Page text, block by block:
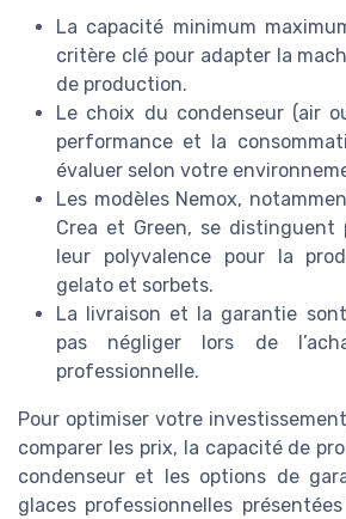
La capacité minimum
critère clé pour adapter la
de production.
Le choix du condenseur (air
performance et la
évaluer selon votre
Les modèles Nemox,
Crea et Green, se
leur polyvalence pour la
gelato et sorbets.
La livraison et la garantie
pas négliger lors de
professionnelle.
Pour optimiser votre
comparer les prix, la capacité de
condenseur et les options de
glaces professionnelles